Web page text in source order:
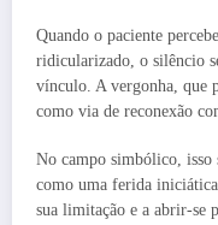
Quando o paciente
ridicularizado, o silêncio
vínculo. A vergonha, que
como via de reconexão
No campo simbólico,
como uma ferida
sua limitação e a abrir-se